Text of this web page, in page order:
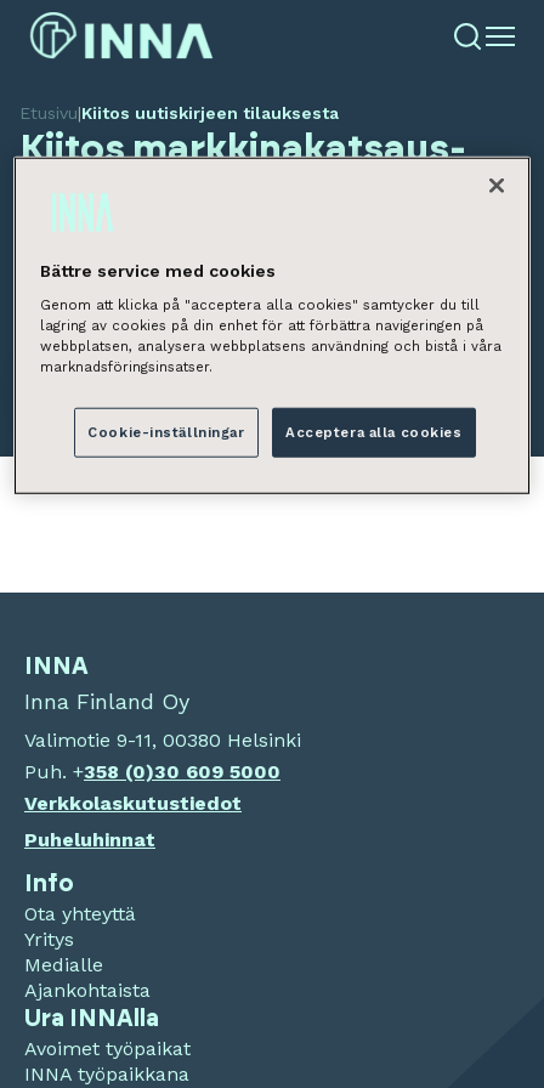
Etusivu|Kiitos uutiskirjeen tilauksesta
Kiitos markkinakatsaus-
uutiskirjeen tilauksesta!
Etusivulle
INNA
Inna Finland Oy
Valimotie 9-11, 00380 Helsinki
Puh. +358 (0)30 609 5000
Verkkolaskutustiedot
Puheluhinnat
Info
Ota yhteyttä
Yritys
Medialle
Ajankohtaista
Ura INNAlla
Avoimet työpaikat
INNA työpaikkana
Bättre service med cookies
Genom att klicka på "acceptera alla cookies" samtycker du till
lagring av cookies på din enhet för att förbättra navigeringen på
webbplatsen, analysera webbplatsens användning och bistå i våra
marknadsföringsinsatser.
Cookie-inställningar Acceptera alla cookies